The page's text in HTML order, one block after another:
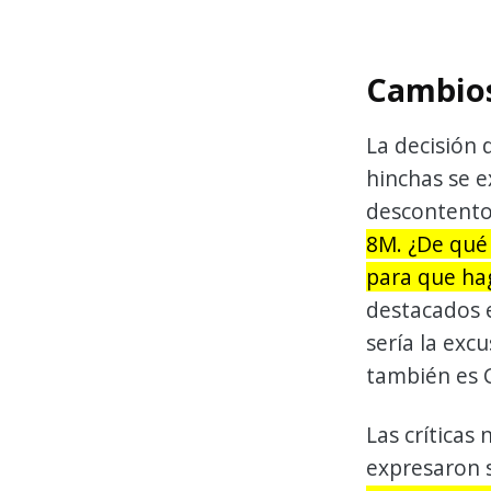
La decisión
hinchas se
8M. ¿De
para que
destacados
sería la
también es
Las críticas
expresaron